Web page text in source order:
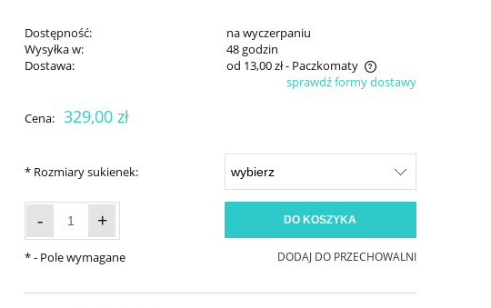
Dostępność:
na wyczerpaniu
Wysyłka w:
48 godzin
Dostawa:
od 13,00 zł- Paczkomaty
sprawdź formy dostawy
Cena: 329,00 zł
* Rozmiary sukienek:
- + DO KOSZYKA
DODAJ DO PRZECHOWALNI
*- Pole wymagane